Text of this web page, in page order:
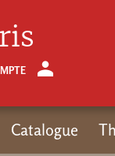
Catalogue